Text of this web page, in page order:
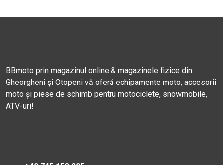
BBmoto prin magazinul online & magazinele fizice din
Gheorgheni și Otopeni vă oferă echipamente moto, accesorii
moto și piese de schimb pentru motociclete, snowmobile,
ATV-uri!